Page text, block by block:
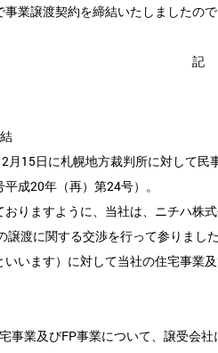
業譲渡契約を締結いたしましたので
15日に札幌地方裁判所に対して民
成20年（再）第24号）。
りますように、当社は、ニチハ株
譲渡に関する交渉を行って参りま
いいます）に対して当社の住宅事業
事業及びFP事業について、譲受会社